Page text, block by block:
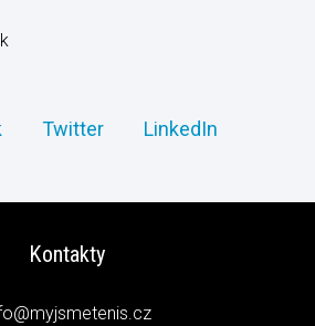
Twitter LinkedIn
Kontakty